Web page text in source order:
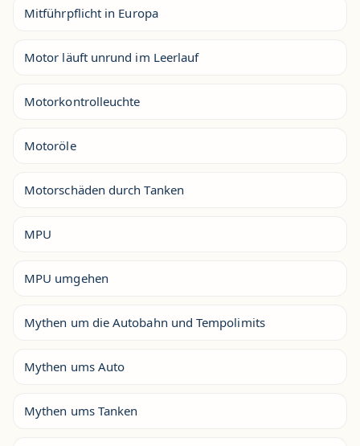
Mitführpflicht in Europa
Motor läuft unrund im Leerlauf
Motorkontrolleuchte
Motoröle
Motorschäden durch Tanken
MPU
MPU umgehen
Mythen um die Autobahn und Tempolimits
Mythen ums Auto
Mythen ums Tanken